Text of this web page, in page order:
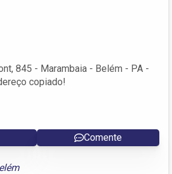
845 - Marambaia - Belém - PA -
copiado!
Comente